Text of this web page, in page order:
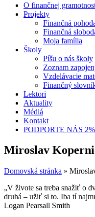
O finančnej
Projekty
Finančná
Finančná
Moja família
Školy
Píšu o nás školy
Zoznam
Vzdelávacie
Finančný
Lektori
Aktuality
Médiá
Kontakt
PODPORTE NÁS 2%
Miroslav
Domovská stránka »
„V živote sa treba snažiť o
druhá – užiť si to. Iba tí
Logan Pearsall Smith